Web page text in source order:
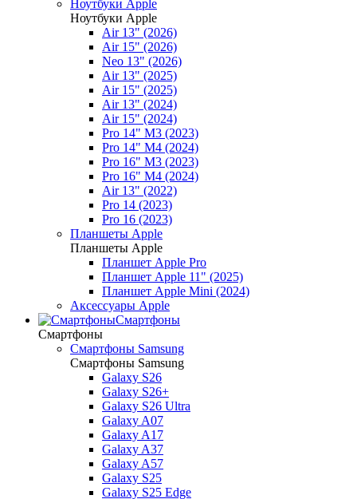
Ноутбуки Apple
Ноутбуки Apple
Air 13" (2026)
Air 15" (2026)
Neo 13" (2026)
Air 13" (2025)
Air 15" (2025)
Air 13" (2024)
Air 15" (2024)
Pro 14" M3 (2023)
Pro 14" M4 (2024)
Pro 16" M3 (2023)
Pro 16" M4 (2024)
Air 13" (2022)
Pro 14 (2023)
Pro 16 (2023)
Планшеты Apple
Планшеты Apple
Планшет Apple Pro
Планшет Apple 11" (2025)
Планшет Apple Mini (2024)
Аксессуары Apple
Смартфоны
Смартфоны
Смартфоны Samsung
Смартфоны Samsung
Galaxy S26
Galaxy S26+
Galaxy S26 Ultra
Galaxy A07
Galaxy A17
Galaxy A37
Galaxy A57
Galaxy S25
Galaxy S25 Edge